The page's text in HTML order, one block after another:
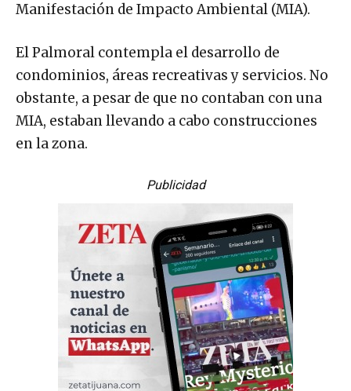
Manifestación de Impacto Ambiental (MIA).
El Palmoral contempla el desarrollo de
condominios, áreas recreativas y servicios. No
obstante, a pesar de que no contaban con una
MIA, estaban llevando a cabo construcciones
en la zona.
Publicidad